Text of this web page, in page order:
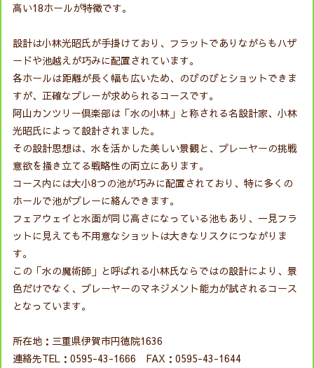
高い18ホールが特徴です。
設計は小林光昭氏が手掛けており、フラットでありながらもハザ
ードや池越えが巧みに配置されています。
各ホールは距離が長く幅も広いため、のびのびとショットできま
すが、正確なプレーが求められるコースです。
阿山カンツリー倶楽部は「水の小林」と称される名設計家、小林
光昭氏によって設計されました。
その設計思想は、水を活かした美しい景観と、プレーヤーの挑戦
意欲を掻き立てる戦略性の両立にあります。
コース内には大小8つの池が巧みに配置されており、特に多くの
ホールで池がプレーに絡んできます。
フェアウェイと水面が同じ高さになっている池もあり、一見フラ
ットに見えても不用意なショットは大きなリスクにつながりま
す。
この「水の魔術師」と呼ばれる小林氏ならではの設計により、景
色だけでなく、プレーヤーのマネジメント能力が試されるコース
となっています。
所在地：三重県伊賀市円徳院1636
連絡先TEL：0595-43-1666 FAX：0595-43-1644